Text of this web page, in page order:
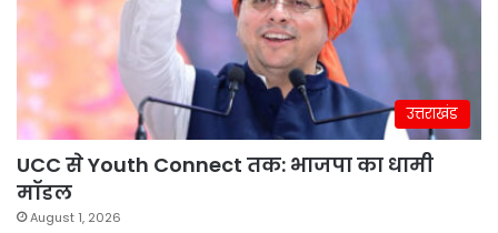
उत्तराखंड
UCC से Youth Connect तक: भाजपा का धामी
मॉडल
August 1, 2026